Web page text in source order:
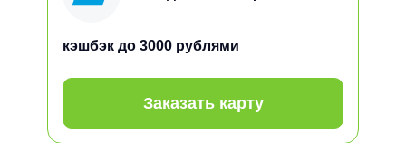
кэшбэк до 3000 рублями
Заказать карту